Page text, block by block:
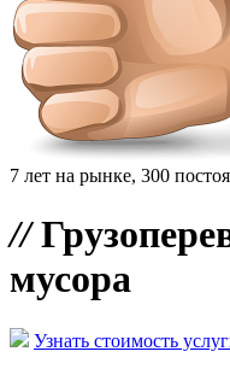
7 лет на рынке, 300
//
мусора
Узнать стоимость